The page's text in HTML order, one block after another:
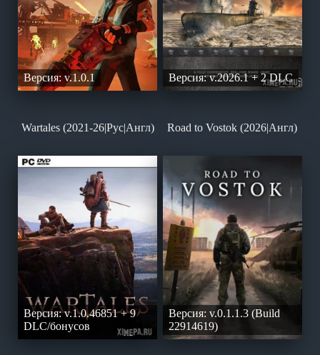
Версия: v.1.0.1 Версия: v.2026.1 + 2 DLC
Wartales (2021-26|Рус|Англ)
Версия: v.1.0.46851 + 9
DLC/бонусов
Road to Vostok (2026|Англ)
Версия: v.0.1.1.3 (Build
22914619)